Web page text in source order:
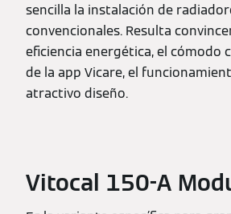
sencilla la instalación de
convencionales. Resulta
eficiencia energética, el cómodo
de la app Vicare, el
atractivo diseño.
Vitocal 150-A